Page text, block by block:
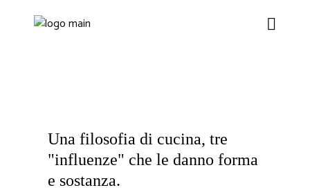
Una filosofia di cucina, tre
"influenze" che le danno forma
e sostanza.